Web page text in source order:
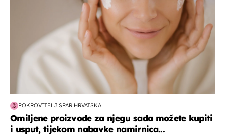
POKROVITELJ SPAR HRVATSKA
Omiljene proizvode za njegu sada možete kupiti
i usput, tijekom nabavke namirnica...